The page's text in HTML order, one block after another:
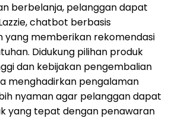
berbelanja, pelanggan dapat
chatbot berbasis
yang memberikan rekomendasi
Didukung pilihan produk
dan kebijakan pengembalian
menghadirkan pengalaman
nyaman agar pelanggan dapat
yang tepat dengan penawaran